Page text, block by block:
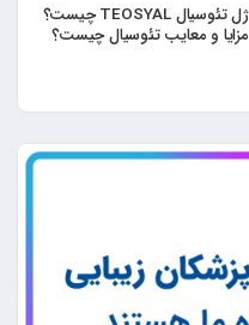
ژل تئوسیال TEOSYAL چیست؟
مزایا و معایب تئوسیال چیست؟